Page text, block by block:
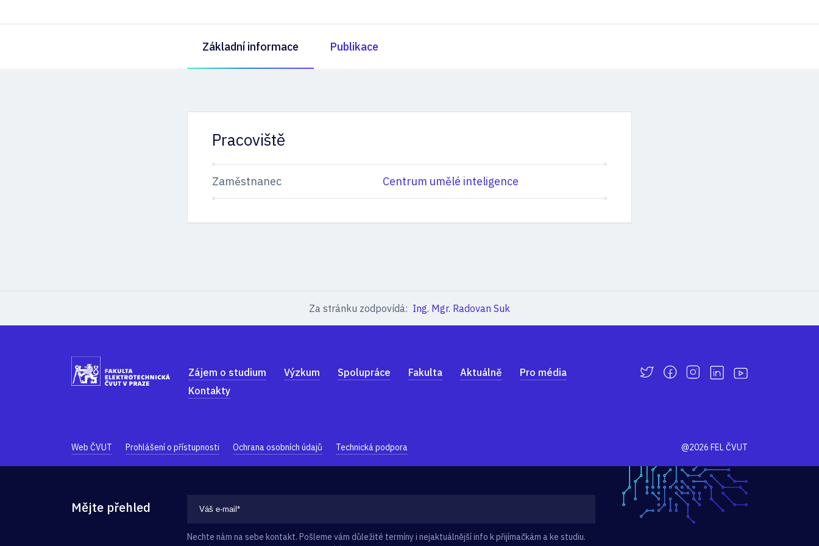
Základní informace Publikace
Pracoviště
Zaměstnanec Centrum umělé inteligence
Za stránku zodpovídá: Ing. Mgr. Radovan Suk
Zájem o studium Výzkum Spolupráce Fakulta Aktuálně
Pro média
Kontakty
Web ČVUT Prohlášení o přístupnosti Ochrana osobních údajů Technická podpora @2026 FEL ČVUT
Mějte přehled
Nechte nám na sebe kontakt. Pošleme vám důležité termíny i nejaktuálnější info k přijímačkám a ke studiu.